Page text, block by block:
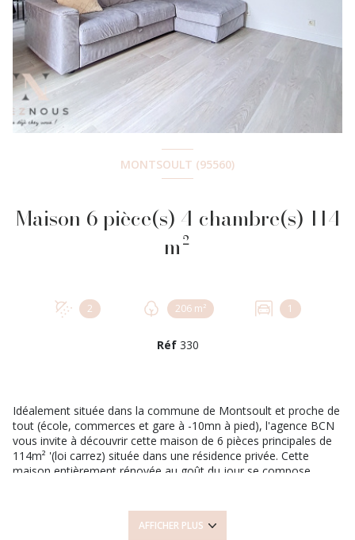
MONTSOULT (95560)
Maison 6 pièce(s) 4 chambre(s) 114
m²
2 206 m² 1
Réf 330
Idéalement située dans la commune de Montsoult et proche de
tout (école, commerces et gare à -10mn à pied), l'agence BCN
vous invite à découvrir cette maison de 6 pièces principales de
114m² '(loi carrez) située dans une résidence privée. Cette
maison entièrement rénovée au goût du jour se compose
accès garage. Le 1er étage est dédié à l'espace nuit avec un
AFFICHER PLUS